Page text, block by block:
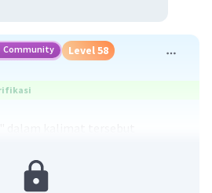
Community Level 58
atau lokasi. Dalam
"di sini" digunakan untuk